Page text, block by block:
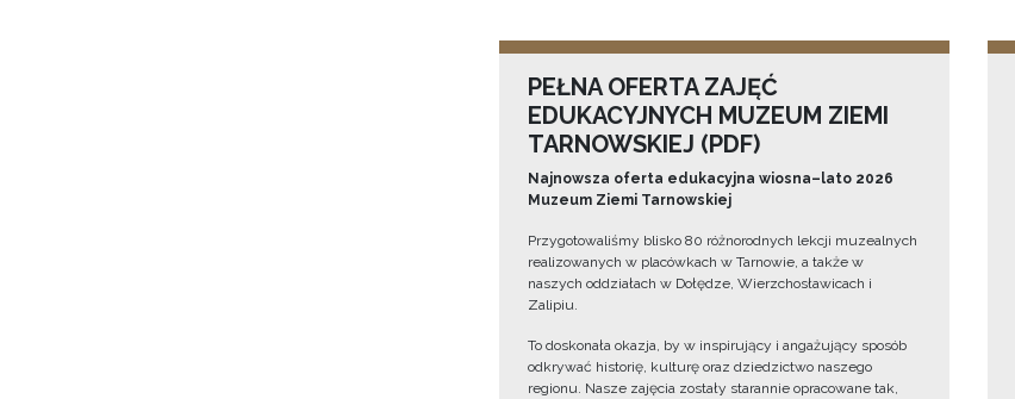
PEŁNA OFERTA ZAJĘĆ
EDUKACYJNYCH MUZEUM ZIEMI
TARNOWSKIEJ (PDF)
Najnowsza oferta edukacyjna wiosna–lato 2026
Muzeum Ziemi Tarnowskiej
Przygotowaliśmy blisko 80 różnorodnych lekcji muzealnych
realizowanych w placówkach w Tarnowie, a także w
naszych oddziałach w Dołędze, Wierzchosławicach i
Zalipiu.
To doskonała okazja, by w inspirujący i angażujący sposób
odkrywać historię, kulturę oraz dziedzictwo naszego
regionu. Nasze zajęcia zostały starannie opracowane tak,